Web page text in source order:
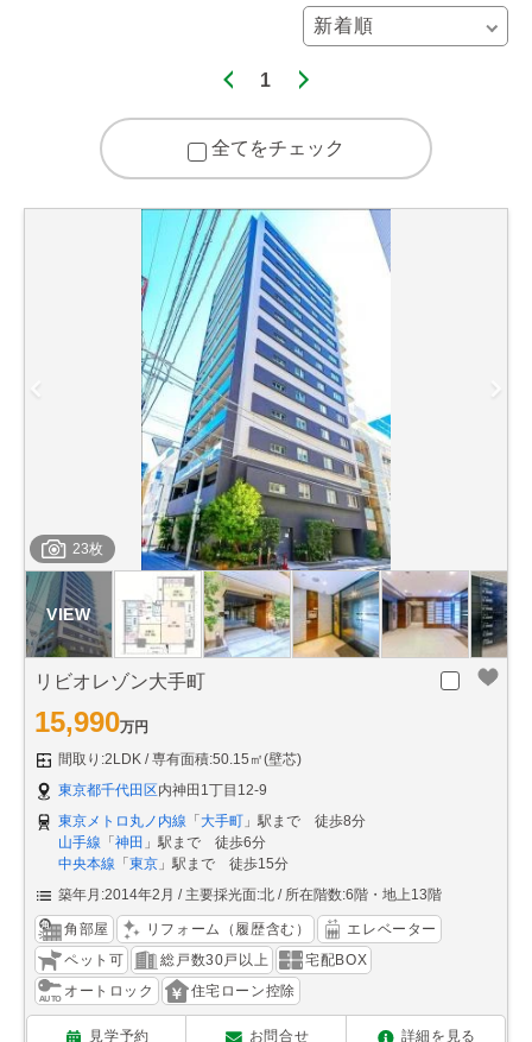
1
全てをチェック
23枚
リビオレゾン大手町
15,990万円
間取り:2LDK
専有面積:50.15㎡(壁芯)
東京都千代田区内神田1丁目12-9
東京メトロ丸ノ内線 「 大手町 」駅まで 徒歩8分
山手線 「 神田 」駅まで 徒歩6分
中央本線 「 東京 」駅まで 徒歩15分
築年月:2014年2月
主要採光面:北 所在階数:6階・地上13階
角部屋 リフォーム（履歴含む）
エレベーター
ペット可
総戸数30戸以上
宅配BOX
オートロック
住宅ローン控除
見学予約 お問合せ 詳細を見る